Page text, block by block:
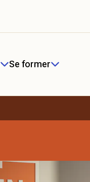
Se former